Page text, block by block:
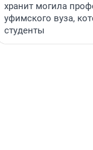
хранит могила
уфимского вуза,
студенты